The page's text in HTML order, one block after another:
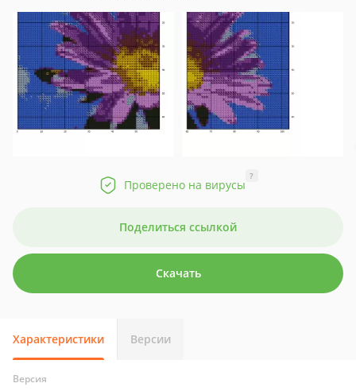
Проверено на вирусы
?
Поделиться ссылкой
Скачать
Характеристики Версии
Версия